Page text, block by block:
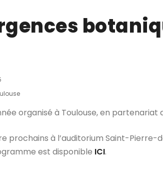
organisé à Toulouse, en partenariat
prochains à l’auditorium Saint-Pierre-
est disponible ICI.